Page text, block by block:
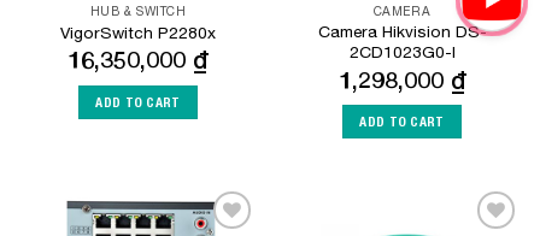
HUB & SWITCH
VigorSwitch P2280x
16,350,000 ₫
ADD TO CART
CAMERA
Camera Hikvision DS-
2CD1023G0-I
1,298,000 ₫
ADD TO CART